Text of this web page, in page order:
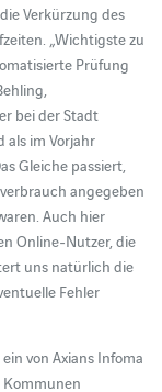
Verkürzung des
„Wichtigste zu
Prüfung
bei der Stadt
als im Vorjahr
Gleiche passiert,
angegeben
Auch hier
Online-Nutzer, die
uns natürlich die
Fehler
von Axians Infoma